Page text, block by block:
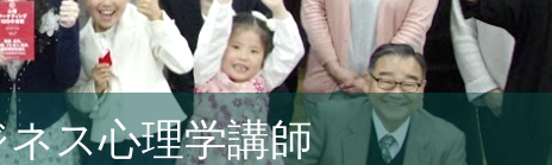
ス心理学講師